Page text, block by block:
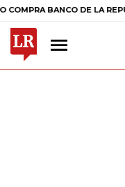
BANCO DE LA REPÚBLICA